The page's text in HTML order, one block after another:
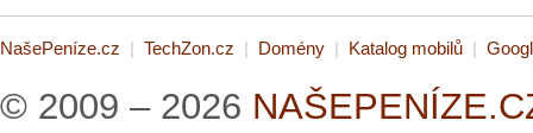
NašePeníze.cz | TechZon.cz | Domény | Katalog mobilů |
© 2009 – 2026